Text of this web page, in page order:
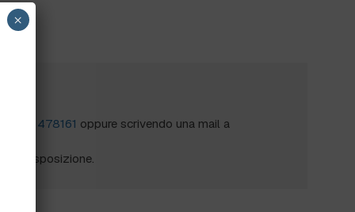
0172 478161 oppure scrivendo una mail a
a disposizione.
×